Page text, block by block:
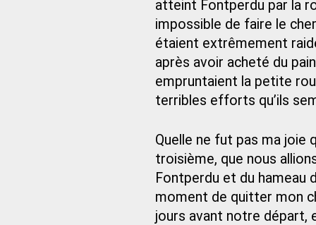
atteint Fontperdu par la
impossible de faire le
étaient extrêmement
après avoir acheté du
empruntaient la petite
terribles efforts qu’ils
Quelle ne fut pas ma joie
troisième, que nous
Fontperdu et du hameau
moment de quitter mon
jours avant notre départ,